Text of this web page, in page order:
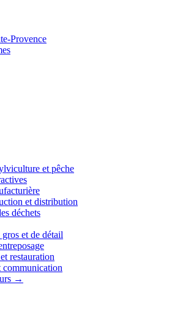
Provence
et pêche
et distribution
déchets
et de détail
restauration
→